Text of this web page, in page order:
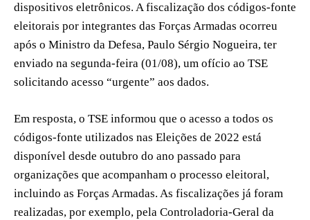
dispositivos eletrônicos. A fiscalização dos códigos-fonte
eleitorais por integrantes das Forças Armadas ocorreu
após o Ministro da Defesa, Paulo Sérgio Nogueira, ter
enviado na segunda-feira (01/08), um ofício ao TSE
solicitando acesso “urgente” aos dados.
Em resposta, o TSE informou que o acesso a todos os
códigos-fonte utilizados nas Eleições de 2022 está
disponível desde outubro do ano passado para
organizações que acompanham o processo eleitoral,
incluindo as Forças Armadas. As fiscalizações já foram
realizadas, por exemplo, pela Controladoria-Geral da